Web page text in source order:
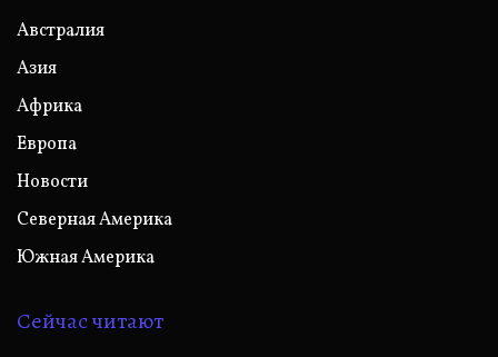
Австралия
Азия
Африка
Европа
Новости
Северная Америка
Южная Америка
Сейчас читают